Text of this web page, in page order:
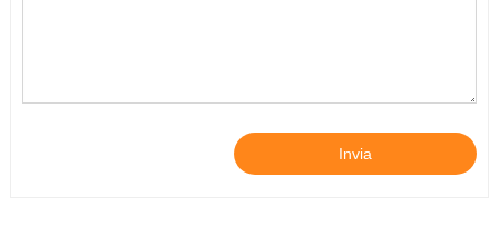
Invia